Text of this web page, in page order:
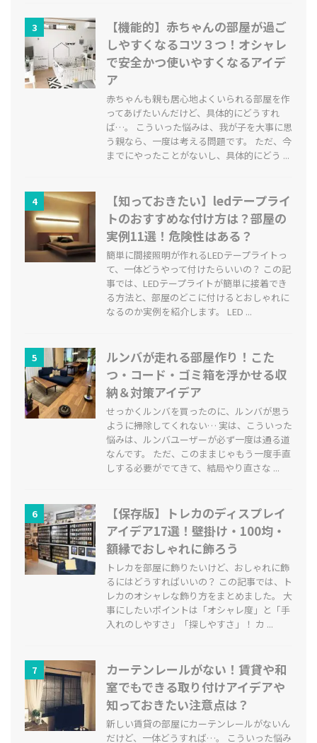
3
【機能的】赤ちゃんの部屋が過ご
しやすくなるコツ３つ！オシャレ
で安全かつ使いやすくなるアイデ
ア
赤ちゃんも親も居心地よくいられる部屋を作
ってあげたいんだけど、具体的にどうすれ
ば…。 こういった悩みは、我が子を大事に思
う親なら、一度は考える問題です。 ただ、今
までにやったことがないし、具体的にどう ...
4
【知っておきたい】ledテープライ
トのおすすめな付け方は？部屋の
実例11選！危険性はある？
簡単に間接照明が作れるLEDテープライトっ
て、一体どうやって付けたらいいの？ この記
事では、LEDテープライトが簡単に接着でき
る方法と、部屋のどこに付けるとおしゃれに
なるのか実例を紹介します。 LED ...
5
ルンバが走れる部屋作り！こた
つ・コード・ゴミ箱を浮かせる収
納＆対策アイデア
せっかくルンバを買ったのに、ルンバが思う
ように掃除してくれない… 実は、こういった
悩みは、ルンバユーザーが必ず一度は通る道
なんです。 ただ、このままじゃもう一度手直
しする必要がでてきて、結局やり直さな ...
6
【保存版】トレカのディスプレイ
アイデア17選！壁掛け・100均・
額縁でおしゃれに飾ろう
トレカを部屋に飾りたいけど、おしゃれに飾
るにはどうすればいいの？ この記事では、ト
レカのオシャレな飾り方をまとめました。 大
事にしたいポイントは「オシャレ度」と「手
入れのしやすさ」「探しやすさ」！ カ ...
7
カーテンレールがない！賃貸や和
室でもできる取り付けアイデアや
知っておきたい注意点は？
新しい賃貸の部屋にカーテンレールがないん
だけど、一体どうすれば…。 こういった悩み